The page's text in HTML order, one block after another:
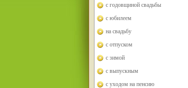
с годовщиной свадьбы
с юбилеем
на свадьбу
с отпуском
с зимой
с выпускным
с уходом на пенсию